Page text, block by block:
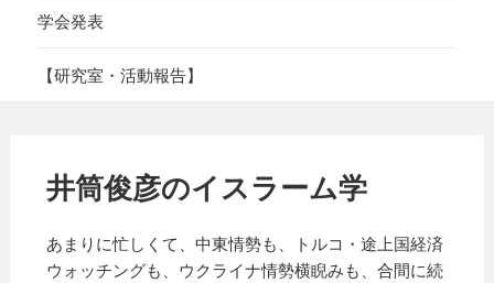
学会発表
【研究室・活動報告】
井筒俊彦のイスラーム学
あまりに忙しくて、中東情勢も、トルコ・途上国経済
ウォッチングも、ウクライナ情勢横睨みも、合間に続